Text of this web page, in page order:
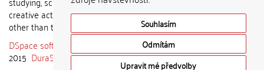
Souhlasím
Odmítám
Upravit mé předvolby
creative activities of any person
other than the author.
DSpace software
copyright © 2002-
2015 DuraSpace